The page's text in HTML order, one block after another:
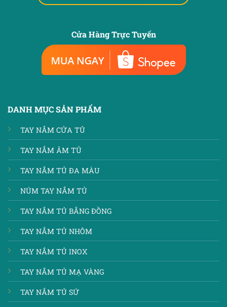
Cửa Hàng Trực Tuyến
DANH MỤC SẢN PHẨM
TAY NẮM CỬA TỦ
TAY NẮM ÂM TỦ
TAY NẮM TỦ ĐA MÀU
NÚM TAY NẮM TỦ
TAY NẮM TỦ BẰNG ĐỒNG
TAY NẮM TỦ NHÔM
TAY NẮM TỦ INOX
TAY NẮM TỦ MẠ VÀNG
TAY NẮM TỦ SỨ